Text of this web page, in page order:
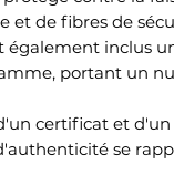
et de fibres de
également inclus
portant un
certificat et
se